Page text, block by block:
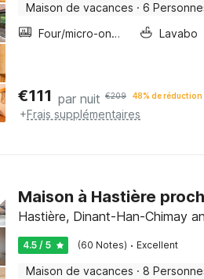
Maison de vacances · 6
Four/micro-onde combinés
Lavabo
€111 par nuit €209 48% de réduction
+Frais supplémentaires
Maison à Hastière
Hastière, Dinant-Han-Chimay
4.5 / 5 (60 Notes) · Excellent
Maison de vacances · 8